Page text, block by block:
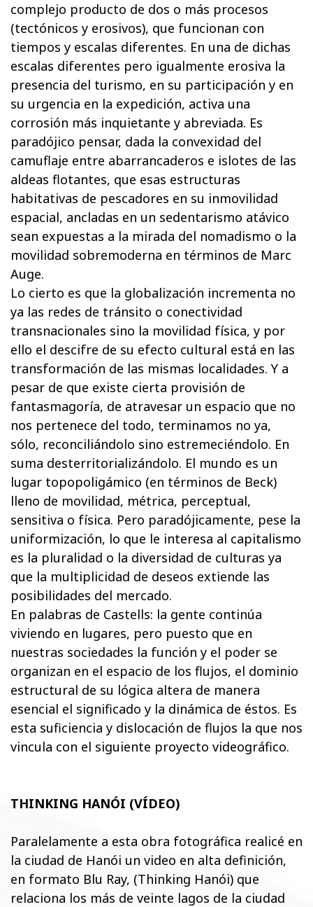
complejo producto de dos o más procesos
(tectónicos y erosivos), que funcionan con
tiempos y escalas diferentes. En una de dichas
escalas diferentes pero igualmente erosiva la
presencia del turismo, en su participación y en
su urgencia en la expedición, activa una
corrosión más inquietante y abreviada. Es
paradójico pensar, dada la convexidad del
camuflaje entre abarrancaderos e islotes de las
aldeas flotantes, que esas estructuras
habitativas de pescadores en su inmovilidad
espacial, ancladas en un sedentarismo atávico
sean expuestas a la mirada del nomadismo o la
movilidad sobremoderna en términos de Marc
Auge.
Lo cierto es que la globalización incrementa no
ya las redes de tránsito o conectividad
transnacionales sino la movilidad física, y por
ello el descifre de su efecto cultural está en las
transformación de las mismas localidades. Y a
pesar de que existe cierta provisión de
fantasmagoría, de atravesar un espacio que no
nos pertenece del todo, terminamos no ya,
sólo, reconciliándolo sino estremeciéndolo. En
suma desterritorializándolo. El mundo es un
lugar topopoligámico (en términos de Beck)
lleno de movilidad, métrica, perceptual,
sensitiva o física. Pero paradójicamente, pese la
uniformización, lo que le interesa al capitalismo
es la pluralidad o la diversidad de culturas ya
que la multiplicidad de deseos extiende las
posibilidades del mercado.
En palabras de Castells: la gente continúa
viviendo en lugares, pero puesto que en
nuestras sociedades la función y el poder se
organizan en el espacio de los flujos, el dominio
estructural de su lógica altera de manera
esencial el significado y la dinámica de éstos. Es
esta suficiencia y dislocación de flujos la que nos
vincula con el siguiente proyecto videográfico.
THINKING HANÓI (VÍDEO)
Paralelamente a esta obra fotográfica realicé en
la ciudad de Hanói un video en alta definición,
en formato Blu Ray, (Thinking Hanói) que
relaciona los más de veinte lagos de la ciudad